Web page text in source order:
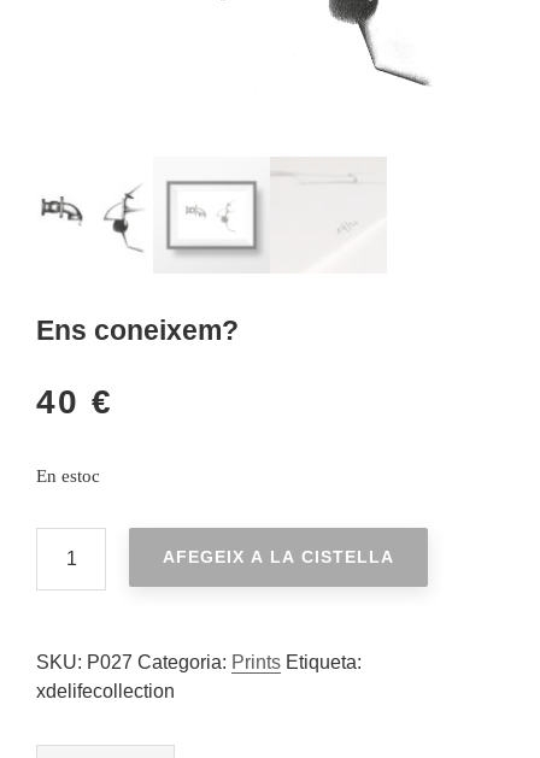
Ens coneixem?
40 €
En estoc
AFEGEIX A LA CISTELLA
SKU: P027 Categoria: Prints Etiqueta:
xdelifecollection